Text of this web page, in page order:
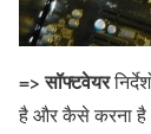
=> सॉफ्टवेयर
है और कैसे करना